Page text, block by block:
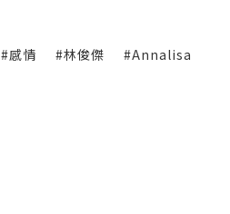
#感情 #林俊傑 #Annalisa